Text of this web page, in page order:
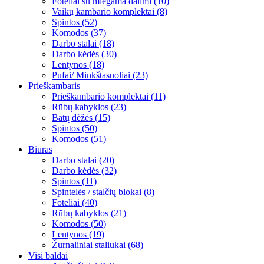
Vaikų kambario komplektai (8)
Spintos (52)
Komodos (37)
Darbo stalai (18)
Darbo kėdės (30)
Lentynos (18)
Pufai/ Minkštasuoliai (23)
Prieškambaris
Prieškambario komplektai (11)
Rūbų kabyklos (23)
Batų dėžės (15)
Spintos (50)
Komodos (51)
Biuras
Darbo stalai (20)
Darbo kėdės (32)
Spintos (11)
Spintelės / stalčių blokai (8)
Foteliai (40)
Rūbų kabyklos (21)
Komodos (50)
Lentynos (19)
Žurnaliniai staliukai (68)
Visi baldai